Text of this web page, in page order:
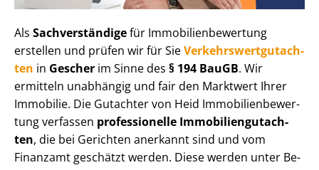
Als Sachverständigefür Im­mo­bi­li­en­be­wer­tung
erstellen und prüfen wir für SieVer­kehrs­wert­gut­ach­
ten in Gescher im Sinne des § 194 BauGB. Wir
ermitteln unabhängig und fair den Marktwert Ihrer
Immobilie. Die Gutachter von Heid Im­mo­bi­li­en­be­wer­
tung verfassen professionelle Im­mo­bi­li­en­gut­ach­
ten, die bei Gerichten anerkannt sind und vom
Finanzamt geschätzt werden. Diese werden unter Be­